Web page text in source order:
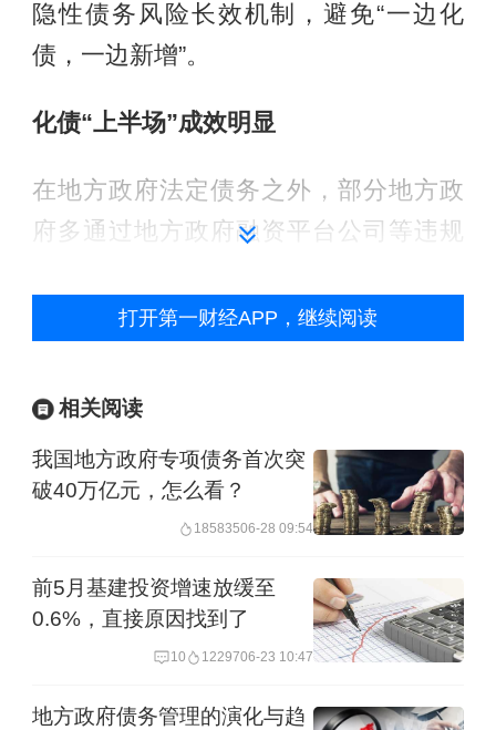
隐性债务风险长效机制，避免“一边化
债，一边新增”。
化债“上半场”成效明显
在地方政府法定债务之外，部分地方政
府多通过地方政府融资平台公司等违规
较重。近些年受多重因素影响，地方财
难度加大，甚至个别地方存在“爆雷”风
为了化解地方政府隐性债务风险，2024
年中央出台一揽子化债方案。根据财政
部此前公开信息，截至2023年末，全国
隐性债务余额为14.3万亿元。为了支持
地方化债，中央安排地方政府在2024年
至2028年五年时间共发行10万亿元地方
打开第一财经APP，继续阅读
相关阅读
我国地方政府专项债务首次突
破40万亿元，怎么看？
18583506-28 09:54
前5月基建投资增速放缓至
0.6%，直接原因找到了
10 1229706-23 10:47
地方政府债务管理的演化与趋